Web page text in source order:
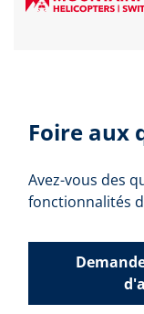
Foire aux
Avez-vous des
fonctionnalités